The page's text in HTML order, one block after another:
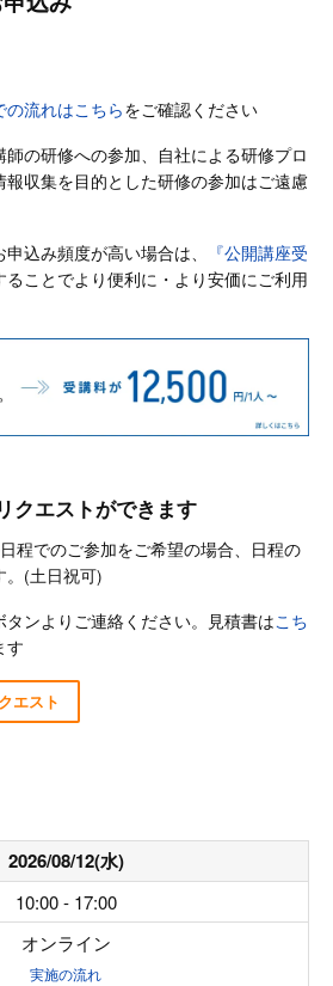
の流れはこちらをご確認ください
の研修への参加、自社による研修プロ
報収集を目的とした研修の参加はご遠慮
込み頻度が高い場合は、
『公開講座受
ることでより便利に・より安価にご利用
クエストができます
程でのご参加をご希望の場合、日程の
。(土日祝可)
ンよりご連絡ください。見積書はこち
す
エスト
2026/08/12(水)
10:00 - 17:00
オンライン
実施の流れ